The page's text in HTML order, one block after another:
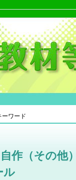
ワード
作（その他
ル